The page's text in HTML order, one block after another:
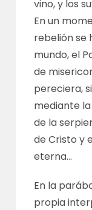
vino, y los
En un
rebelión se
mundo, el
de
pereciera,
mediante la
de la
de Cristo y
eterna…
En la
propia